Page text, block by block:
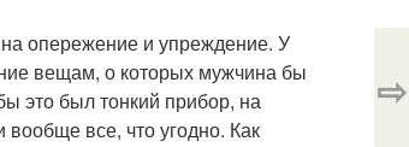
на опережение и упреждение. У
вещам, о которых мужчина бы
это был тонкий прибор, на
все, что угодно. Как
⇨